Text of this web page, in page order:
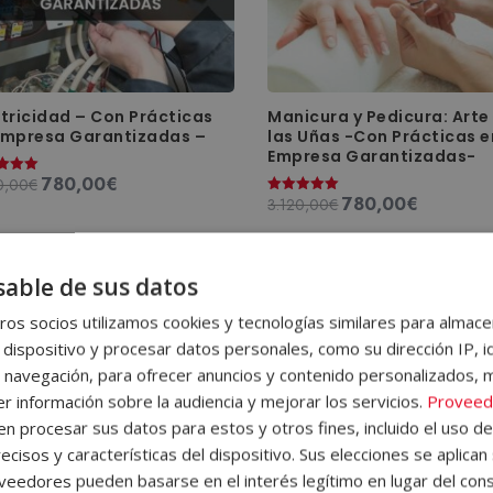
– Con Prácticas
Garantizadas –
€ El
original
3.120,00€.
780,00€El
actual
780,00€.
Manicura y Pedicura: Arte
las Uñas -Con Prácticas
Empresa Garantizadas-
Valorado
3.120,00€El
precio
780,00€
precio
de sus datos
socios utilizamos cookies y tecnologías similares para
dispositivo y procesar datos personales, como su dirección IP,
para ofrecer anuncios y contenido personalizados,
información sobre la audiencia y mejorar los servicios.
procesar sus datos para estos y otros fines, incluido el uso
y características del dispositivo. Sus elecciones se
pueden basarse en el interés legítimo en lugar del